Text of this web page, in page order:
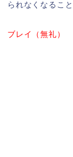
られなくなるこ
ブレイ（無礼）